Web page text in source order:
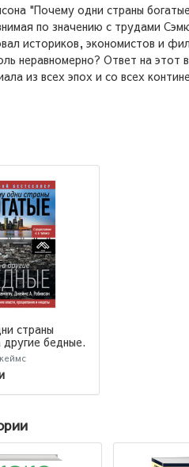
"Почему одни страны
по значению с трудами
историков, экономистов и
неравномерно? Ответ на
из всех эпох и со всех
страны
бедные.
власти,
и нищеты